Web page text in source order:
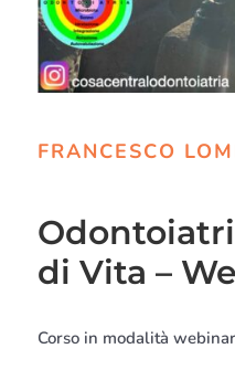
FRANCESCO
di Vita –
Corso in modalità